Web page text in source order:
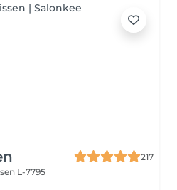
217
L-7795